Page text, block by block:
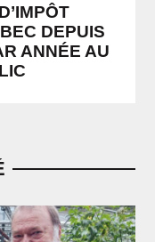
DEPUIS
ANNÉE AU